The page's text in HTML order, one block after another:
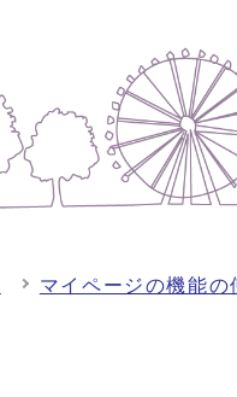
マイページの機能の